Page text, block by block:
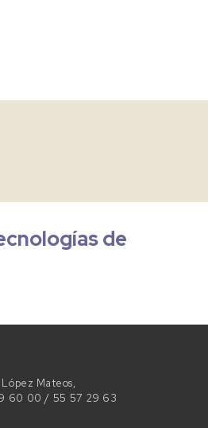
de
Mateos,
60 00 / 55 57 29 63